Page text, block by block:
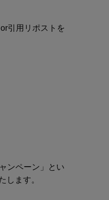
引用リポストを
ンペーン」とい
します。